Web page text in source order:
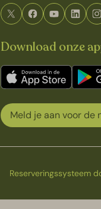
Download onze
Meld je aan voor de
Reserveringssysteem